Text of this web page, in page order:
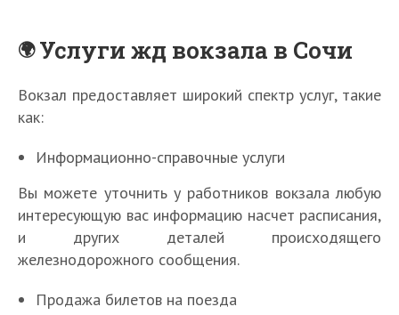
Услуги жд вокзала в Сочи
Вокзал предоставляет широкий спектр услуг, такие
как:
Информационно-справочные услуги
Вы можете уточнить у работников вокзала любую
интересующую вас информацию насчет расписания,
и других деталей происходящего
железнодорожного сообщения.
Продажа билетов на поезда